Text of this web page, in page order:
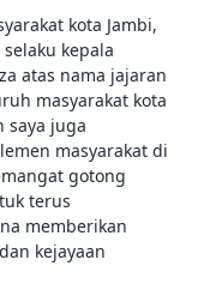
kota Jambi,
kepala
atas nama jajaran
masyarakat kota
saya juga
masyarakat di
gotong
terus
memberikan
kejayaan